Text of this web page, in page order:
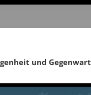
und Gegenwart